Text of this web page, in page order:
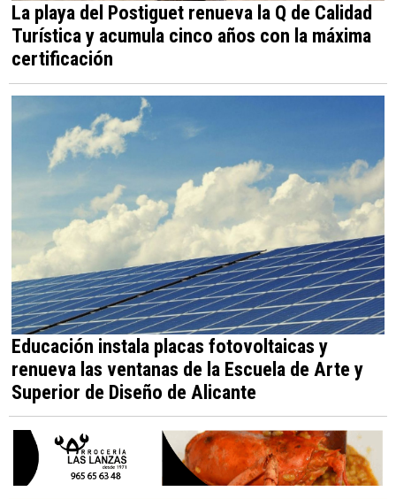
La playa del Postiguet renueva la Q de Calidad
Turística y acumula cinco años con la máxima
certificación
Educación instala placas fotovoltaicas y
renueva las ventanas de la Escuela de Arte y
Superior de Diseño de Alicante